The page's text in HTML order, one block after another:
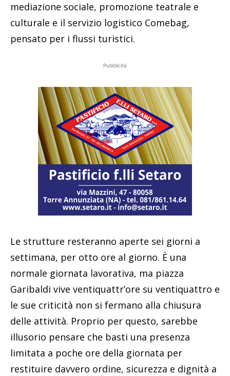
mediazione sociale, promozione teatrale e
culturale e il servizio logistico Comebag,
pensato per i flussi turistici.
Pubblicità
Le strutture resteranno aperte sei giorni a
settimana, per otto ore al giorno. È una
normale giornata lavorativa, ma piazza
Garibaldi vive ventiquattr’ore su ventiquattro e
le sue criticità non si fermano alla chiusura
delle attività. Proprio per questo, sarebbe
illusorio pensare che basti una presenza
limitata a poche ore della giornata per
restituire davvero ordine, sicurezza e dignità a